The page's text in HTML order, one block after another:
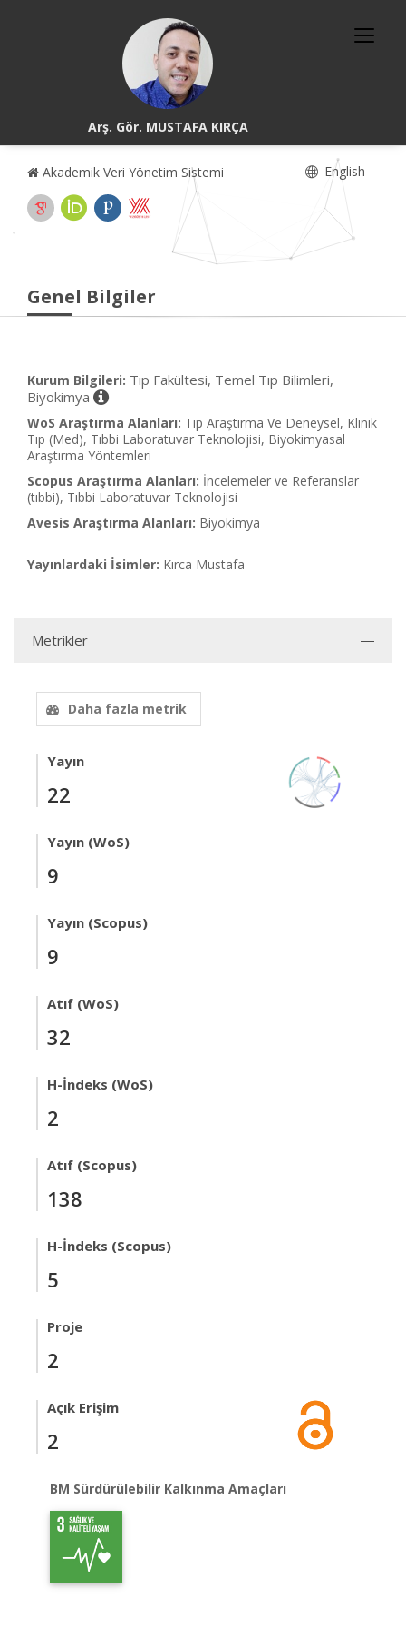
Arş. Gör. MUSTAFA KIRÇA
Akademik Veri Yönetim Sistemi English
Genel Bilgiler
Kurum Bilgileri: Tıp Fakültesi, Temel Tıp Bilimleri,
Biyokimya
WoS Araştırma Alanları: Tıp Araştırma Ve Deneysel, Klinik
Tıp (Med), Tıbbi Laboratuvar Teknolojisi, Biyokimyasal
Araştırma Yöntemleri
Scopus Araştırma Alanları: İncelemeler ve Referanslar
(tıbbi), Tıbbi Laboratuvar Teknolojisi
Avesis Araştırma Alanları: Biyokimya
Yayınlardaki İsimler: Kırca Mustafa
Metrikler
Daha fazla metrik
Yayın
22
Yayın (WoS)
9
Yayın (Scopus)
9
Atıf (WoS)
32
H-İndeks (WoS)
2
Atıf (Scopus)
138
H-İndeks (Scopus)
5
Proje
2
Açık Erişim
2
BM Sürdürülebilir Kalkınma Amaçları